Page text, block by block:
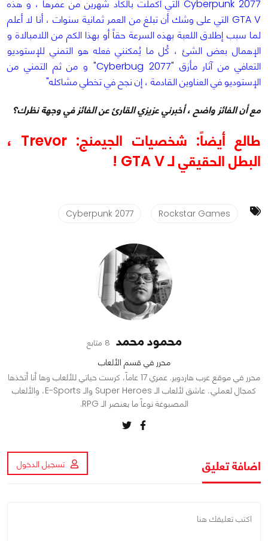
Cyberpunk 2077 التي أكملت بالكاد شهرين من عمرها ، و هذه
GTA V التي على وشك أن تبلغ من العمر ثمانية سنوات ، أنا لا أعلم
لما سبب إطلاق اللعبة بهذه السرعة حقاً أو بهذا الكم من اللامبالاة و
الإهمال بعض الشئ ، كُل ما يُمكنني فعله هو التمني للإستوديو
التعافي من آثار مأزق "Cyberbug 2077" و من ثم التمني من
الإستوديو في العناوين القادمة ، إن نجح في تخطي مشاكله"
مع أن الفائز واضح ، أخبرني عزيزي القارئ عن الفائز في وجهة نظرك؟
طالع أيضاً: شخصيات الجيمنج: Trevor ،
البطل الحقيقي لـ GTA V !
Rockstar Games
Cyberpunk 2077
محمود محمد 8 متابع
محرر في قسم الألعاب
محرر في موقع عرب هاردوير. عمري 17 عاماً، كرست حياتي للألعاب وها أنا أتخذها
كمجال لعملي.. عاشق لألعاب الـ Super Heroes والـ E-Sports، والألعاب
المصبوغة نوعاً ما بعنصر الـ RPG.
اضافة تعليق تسجيل الدخول